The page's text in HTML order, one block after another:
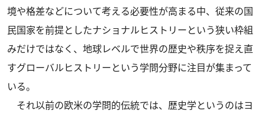
境や格差などについて考える必要性が高まる中、従来の国
民国家を前提としたナショナルヒストリーという狭い枠組
みだけではなく、地球レベルで世界の歴史や秩序を捉え直
すグローバルヒストリーという学問分野に注目が集まって
いる。
それ以前の欧米の学問的伝統では、歴史学というのはヨ